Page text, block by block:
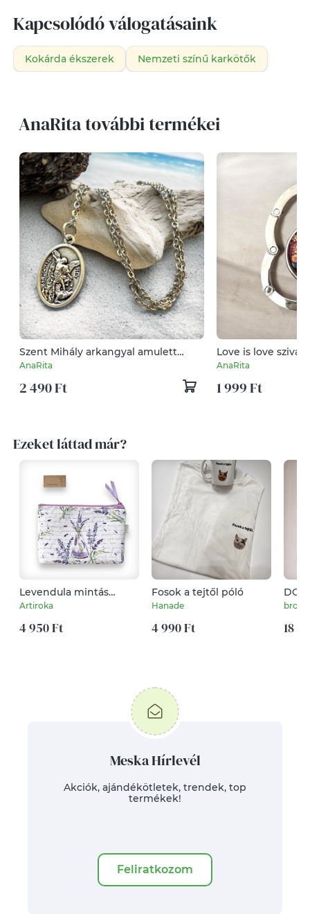
Kapcsolódó válogatásaink
Kokárda ékszerek Nemzeti színű karkötők
AnaRita további termékei
Szent Mihály arkangyal amulett
medál talizmán nemesacél kapcsos
AnaRita
2 490 Ft
Love is love
Üveglencsés
AnaRita
1 999 Ft
Ezeket láttad már?
Levendula mintás
nagyméretű neszesszer
Artiroka
4 950 Ft
Fosok a tejtől póló
Hanade
4 990 Ft 18
Meska Hírlevél
Akciók, ajándékötletek, trendek, top
termékek!
Feliratkozom